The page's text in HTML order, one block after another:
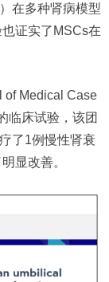
在多种肾病模型
证实了MSCs在
of Medical Case
临床试验，该团
了1例慢性肾衰
显改善。